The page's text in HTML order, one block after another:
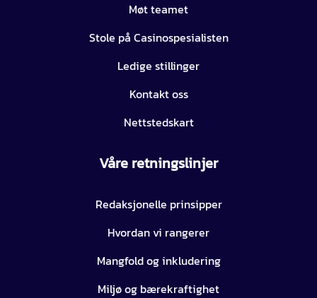
Møt teamet
Stole på Casinospesialisten
Ledige stillinger
Kontakt oss
Nettstedskart
Våre retningslinjer
Redaksjonelle prinsipper
Hvordan vi rangerer
Mangfold og inkludering
Miljø og bærekraftighet